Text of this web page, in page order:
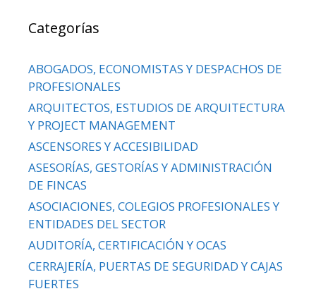
Categorías
ABOGADOS, ECONOMISTAS Y DESPACHOS DE
PROFESIONALES
ARQUITECTOS, ESTUDIOS DE ARQUITECTURA
Y PROJECT MANAGEMENT
ASCENSORES Y ACCESIBILIDAD
ASESORÍAS, GESTORÍAS Y ADMINISTRACIÓN
DE FINCAS
ASOCIACIONES, COLEGIOS PROFESIONALES Y
ENTIDADES DEL SECTOR
AUDITORÍA, CERTIFICACIÓN Y OCAS
CERRAJERÍA, PUERTAS DE SEGURIDAD Y CAJAS
FUERTES